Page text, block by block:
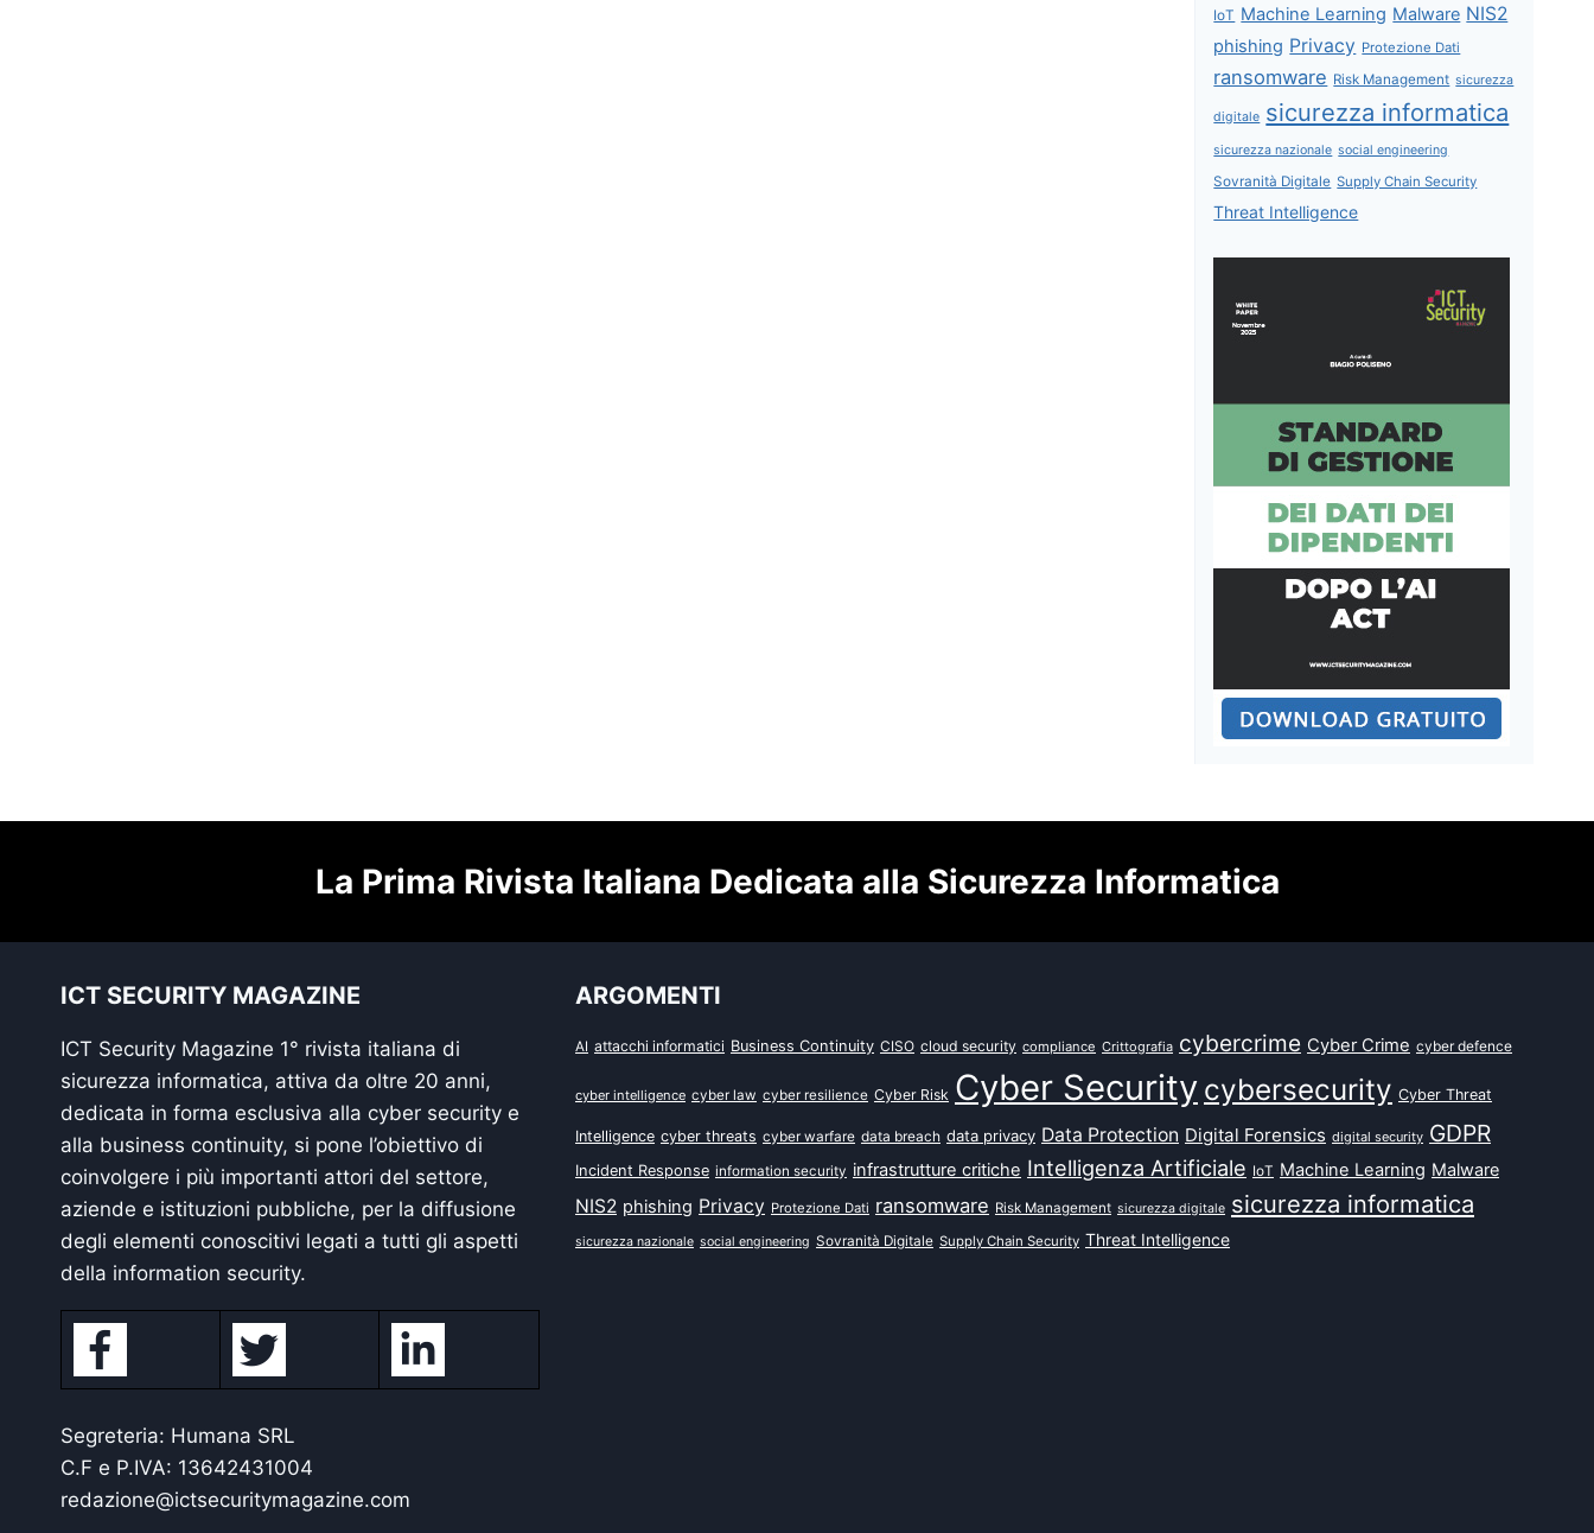
IoT Machine Learning Malware NIS2
phishing Privacy Protezione Dati
ransomware Risk Management sicurezza
digitale sicurezza informatica
sicurezza nazionale social engineering
Sovranità Digitale Supply Chain Security
Threat Intelligence
La Prima Rivista Italiana Dedicata alla Sicurezza Informatica
ICT SECURITY MAGAZINE
ICT Security Magazine 1° rivista italiana di
sicurezza informatica, attiva da oltre 20 anni,
dedicata in forma esclusiva alla cyber security e
alla business continuity, si pone l’obiettivo di
coinvolgere i più importanti attori del settore,
aziende e istituzioni pubbliche, per la diffusione
degli elementi conoscitivi legati a tutti gli aspetti
della information security.
Segreteria: Humana SRL
C.F e P.IVA: 13642431004
redazione@ictsecuritymagazine.com
ARGOMENTI
AI attacchi informatici Business Continuity CISO cloud security compliance Crittografia cybercrime Cyber Crime cyber defence
cyber intelligence cyber law cyber resilience Cyber Risk Cyber Security cybersecurity Cyber Threat
Intelligence cyber threats cyber warfare data breach data privacy Data Protection Digital Forensics digital security GDPR
Incident Response information security infrastrutture critiche Intelligenza Artificiale IoT Machine Learning Malware
NIS2 phishing Privacy Protezione Dati ransomware Risk Management sicurezza digitale sicurezza informatica
sicurezza nazionale social engineering Sovranità Digitale Supply Chain Security Threat Intelligence